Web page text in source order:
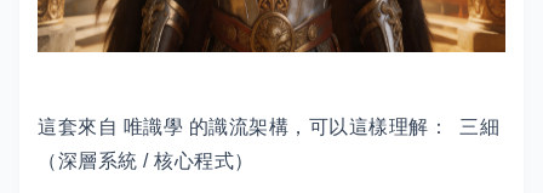
這套來自 唯識學 的識流架構，可以這樣理解： 三細
（深層系統 / 核心程式）